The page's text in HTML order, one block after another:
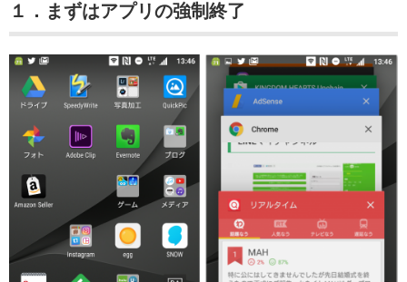
１．まずはアプリの強制終了